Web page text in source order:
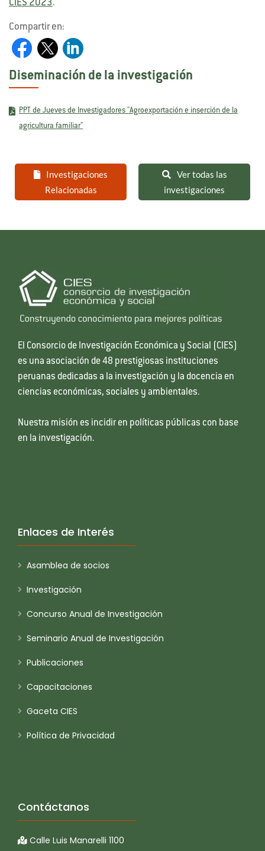
CIES 2023.
Compartir en:
Diseminación de la investigación
PPT de Jueves de Investigadores "Agroexportación e inserción de la
agricultura familiar"
Investigaciones
Relacionadas
Ver todas las
investigaciones
El Consorcio de Investigación Económica y Social (CIES)
es una asociación de 48 prestigiosas instituciones
peruanas dedicadas a la investigación y la docencia en
ciencias económicas, sociales y ambientales.
Nuestra misión es incidir en políticas públicas con base
en la investigación.
Enlaces de Interés
Asamblea de socios
Investigación
Concurso Anual de Investigación
Seminario Anual de Investigación
Publicaciones
Capacitaciones
Gaceta CIES
Política de Privacidad
Contáctanos
Calle Luis Manarelli 1100